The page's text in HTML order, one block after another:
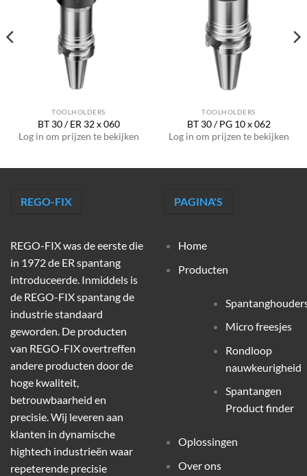
TOOLHOLDERS
BT 30 / ER 32 x 060
Log in om prijzen te bekijken
TOOLHOLDERS
BT 30 / PG 10 x 062
Log in om prijzen te bekijken
REGO-FIX
REGO-FIX was de eerste die
in 1972 de ER spantang
introduceerde. Inmiddels is
de REGO-FIX spantang de
industrie standaard
geworden. De producten
van REGO-FIX overtreffen
andere producten door de
hoge kwaliteit,
betrouwbaarheid en
precisie. Wij leveren aan
klanten in dynamische
hightech industrieën waar
repeterende precisie
PAGINA'S
Home
Producten
Micro freesjes
Rondloop
nauwkeurigheid
Spantangen
Product finder
Oplossingen
Over ons